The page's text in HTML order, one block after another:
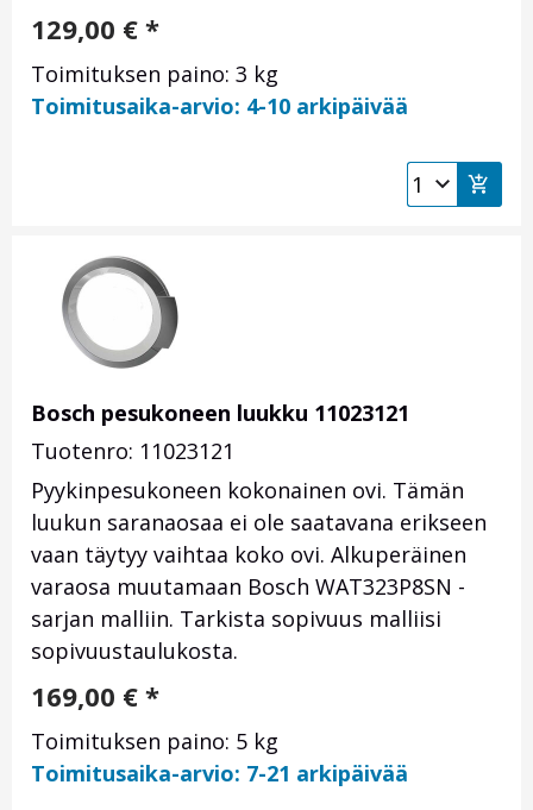
129,00 € *
Toimituksen paino: 3 kg
Toimitusaika-arvio: 4-10 arkipäivää
Bosch pesukoneen luukku 11023121
Tuotenro: 11023121
Pyykinpesukoneen kokonainen ovi. Tämän
luukun saranaosaa ei ole saatavana erikseen
vaan täytyy vaihtaa koko ovi. Alkuperäinen
varaosa muutamaan Bosch WAT323P8SN -
sarjan malliin. Tarkista sopivuus malliisi
sopivuustaulukosta.
169,00 € *
Toimituksen paino: 5 kg
Toimitusaika-arvio: 7-21 arkipäivää